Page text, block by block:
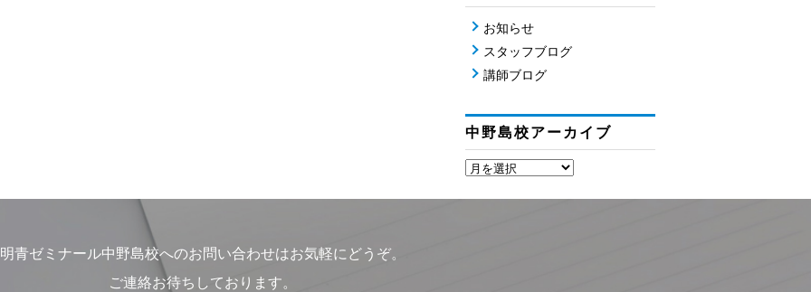
お知らせ
スタッフブログ
講師ブログ
中野島校アーカイブ
明青ゼミナール中野島校へのお問い合わせはお気軽にどうぞ。
ご連絡お待ちしております。